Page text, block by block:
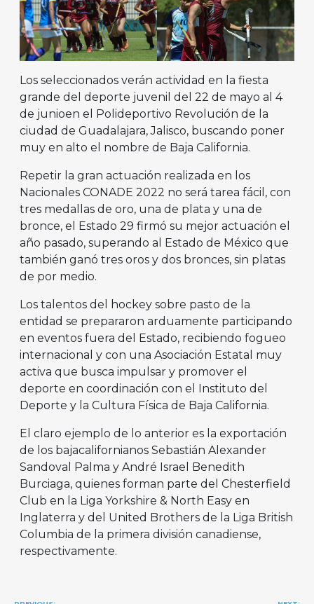
Los seleccionados verán actividad en la fiesta
grande del deporte juvenil del 22 de mayo al 4
de junioen el Polideportivo Revolución de la
ciudad de Guadalajara, Jalisco, buscando poner
muy en alto el nombre de Baja California.
Repetir la gran actuación realizada en los
Nacionales CONADE 2022 no será tarea fácil, con
tres medallas de oro, una de plata y una de
bronce, el Estado 29 firmó su mejor actuación el
año pasado, superando al Estado de México que
también ganó tres oros y dos bronces, sin platas
de por medio.
Los talentos del hockey sobre pasto de la
entidad se prepararon arduamente participando
en eventos fuera del Estado, recibiendo fogueo
internacional y con una Asociación Estatal muy
activa que busca impulsar y promover el
deporte en coordinación con el Instituto del
Deporte y la Cultura Física de Baja California.
El claro ejemplo de lo anterior es la exportación
de los bajacalifornianos Sebastián Alexander
Sandoval Palma y André Israel Benedith
Burciaga, quienes forman parte del Chesterfield
Club en la Liga Yorkshire & North Easy en
Inglaterra y del United Brothers de la Liga British
Columbia de la primera división canadiense,
respectivamente.